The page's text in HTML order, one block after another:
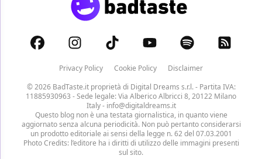
Privacy Policy Cookie Policy
Disclaimer
© 2026 BadTaste.it proprietà di Digital Dreams s.r.l.- Partita IVA:
11885930963 - Sede legale: Via Alberico Albricci 8, 20122 Milano
Italy - info@digitaldreams.it
Questo blog non è una testata giornalistica, in quanto viene
aggiornato senza alcuna periodicità. Non può pertanto considerarsi
un prodotto editoriale ai sensi della legge n. 62 del 07.03.2001
Photo Credits: l’editore ha i diritti di utilizzo delle immagini presenti
sul sito.